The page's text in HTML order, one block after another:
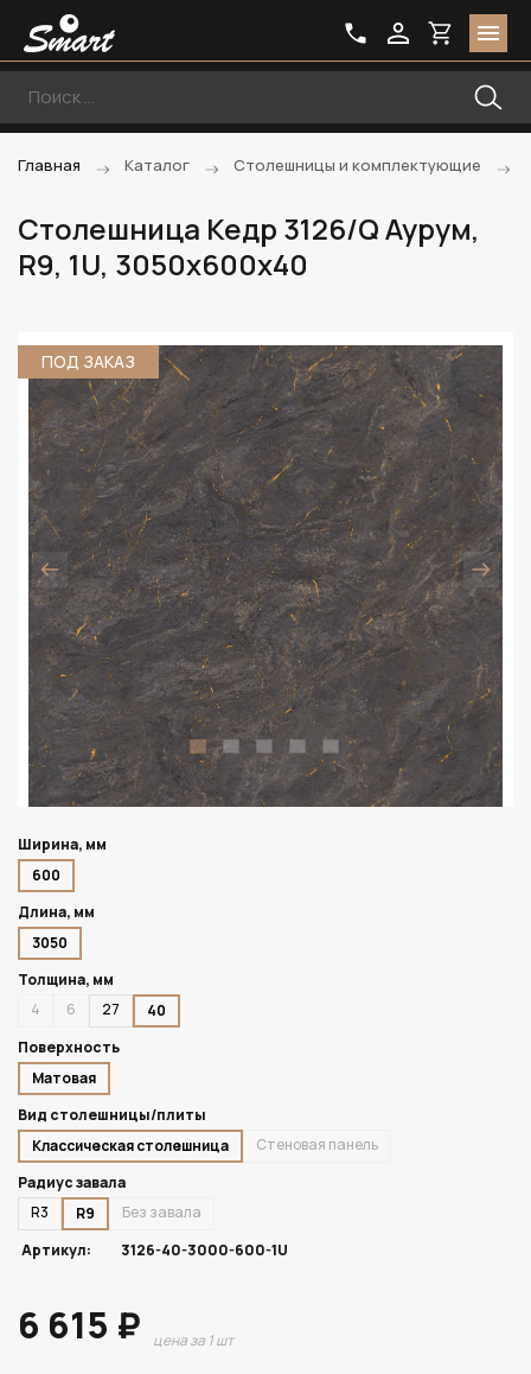
Главная Каталог Столешницы и комплектующие
Столешница Кедр 3126/Q Аурум,
R9, 1U, 3050х600х40
ПОД ЗАКАЗ
Ширина, мм
600
Длина, мм
3050
Толщина, мм
4
6 27
40
Поверхность
Матовая
Вид столешницы/плиты
Классическая столешница
Стеновая панель
Радиус завала
R3
R9
Без завала
Артикул:
3126-40-3000-600-1U
6 615 ₽ цена за 1 шт